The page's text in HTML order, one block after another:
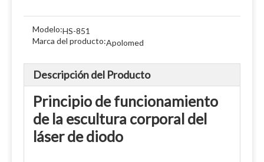
Modelo:HS-851
Marca del producto:Apolomed
Descripción del Producto
Principio de funcionamiento
de la escultura corporal del
láser de diodo